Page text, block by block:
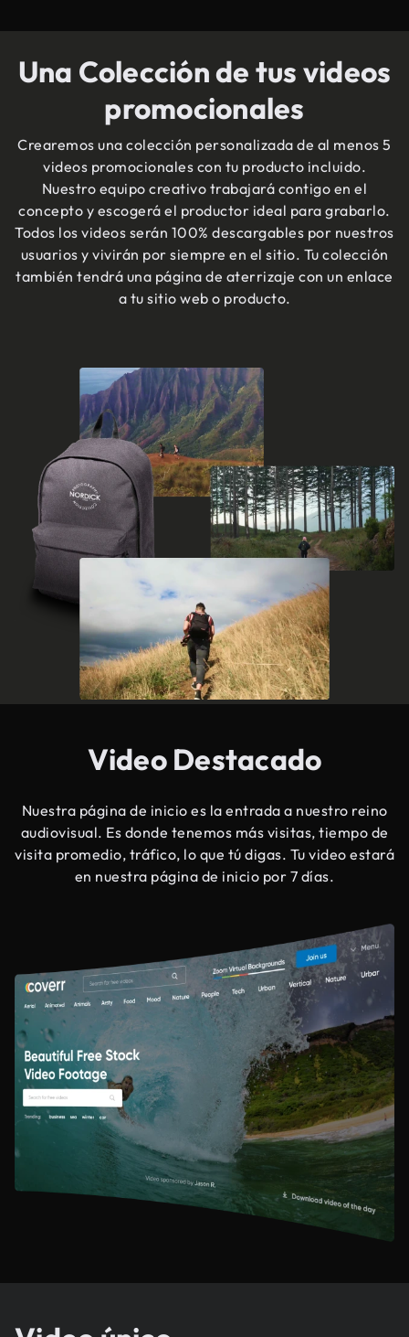
Una Colección de tus videos
promocionales
Crearemos una colección personalizada de al menos 5
videos promocionales con tu producto incluido.
Nuestro equipo creativo trabajará contigo en el
concepto y escogerá el productor ideal para grabarlo.
Todos los videos serán 100% descargables por nuestros
usuarios y vivirán por siempre en el sitio. Tu colección
también tendrá una página de aterrizaje con un enlace
a tu sitio web o producto.
Video Destacado
Nuestra página de inicio es la entrada a nuestro reino
audiovisual. Es donde tenemos más visitas, tiempo de
visita promedio, tráfico, lo que tú digas. Tu video estará
en nuestra página de inicio por 7 días.